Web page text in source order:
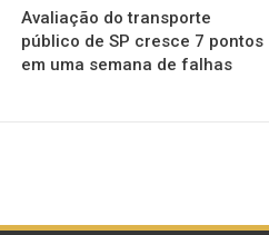
Avaliação do transporte
público de SP cresce 7 pontos
em uma semana de falhas